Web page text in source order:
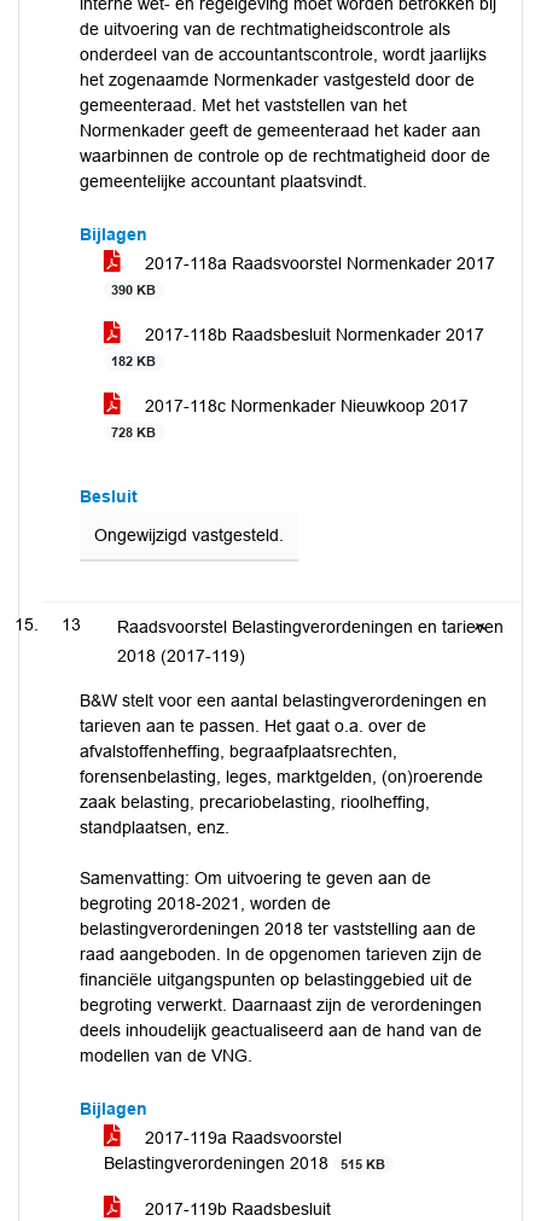
de uitvoering van de rechtmatigheidscontrole als
onderdeel van de accountantscontrole, wordt jaarlijks
het zogenaamde Normenkader vastgesteld door de
gemeenteraad. Met het vaststellen van het
Normenkader geeft de gemeenteraad het kader aan
waarbinnen de controle op de rechtmatigheid door de
gemeentelijke accountant plaatsvindt.
Bijlagen
2017-118a Raadsvoorstel Normenkader 2017
390 KB
2017-118b Raadsbesluit Normenkader 2017
182 KB
2017-118c Normenkader Nieuwkoop 2017
728 KB
Besluit
Ongewijzigd vastgesteld.
13
Raadsvoorstel Belastingverordeningen en tarieven
2018 (2017-119)
B&W stelt voor een aantal belastingverordeningen en
tarieven aan te passen. Het gaat o.a. over de
afvalstoffenheffing, begraafplaatsrechten,
forensenbelasting, leges, marktgelden, (on)roerende
zaak belasting, precariobelasting, rioolheffing,
standplaatsen, enz.
Samenvatting: Om uitvoering te geven aan de
begroting 2018-2021, worden de
belastingverordeningen 2018 ter vaststelling aan de
raad aangeboden. In de opgenomen tarieven zijn de
financiële uitgangspunten op belastinggebied uit de
begroting verwerkt. Daarnaast zijn de verordeningen
deels inhoudelijk geactualiseerd aan de hand van de
modellen van de VNG.
Bijlagen
2017-119a Raadsvoorstel
Belastingverordeningen 2018
515 KB
2017-119b Raadsbesluit